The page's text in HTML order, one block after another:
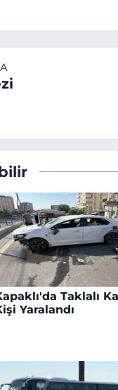
Taklalı
Yaralandı